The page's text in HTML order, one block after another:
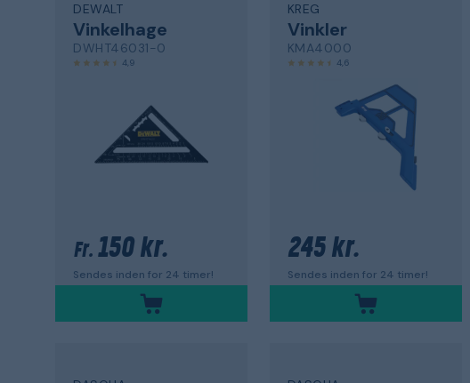
DEWALT
Vinkelhage
DWHT46031-0
4,9
Fr. 150 kr.
Sendes inden for 24 timer!
KREG
Vinkler
KMA4000
4,6
245 kr.
Sendes inden for 24 timer!